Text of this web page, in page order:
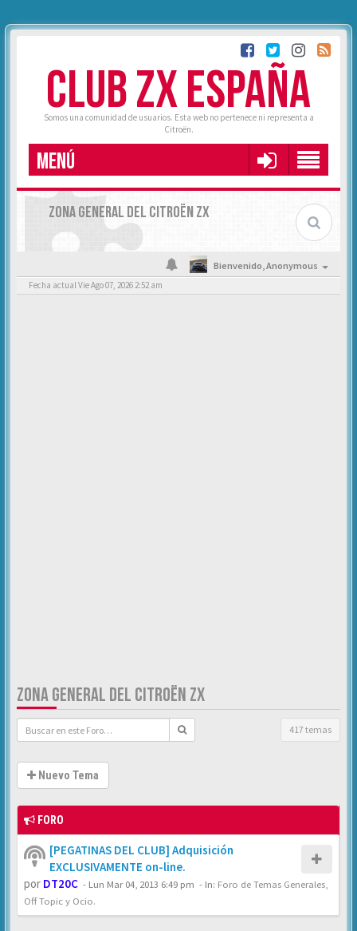
CLUB ZX ESPAÑA
Somos una comunidad de usuarios. Esta web no pertenece ni representa a
Citroën.
MENÚ
ZONA GENERAL DEL CITROËN ZX
Bienvenido,Anonymous
Fecha actual Vie Ago 07, 2026 2:52 am
ZONA GENERAL DEL CITROËN ZX
417 temas
Nuevo Tema
FORO
[PEGATINAS DEL CLUB] Adquisición
EXCLUSIVAMENTE on-line.
por DT20C - Lun Mar 04, 2013 6:49 pm - In: Foro de Temas Generales,
Off Topic y Ocio.